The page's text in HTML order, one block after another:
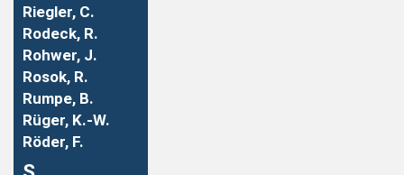
Riegler, C.
Rodeck, R.
Rohwer, J.
Rosok, R.
Rumpe, B.
Rüger, K.-W.
Röder, F.